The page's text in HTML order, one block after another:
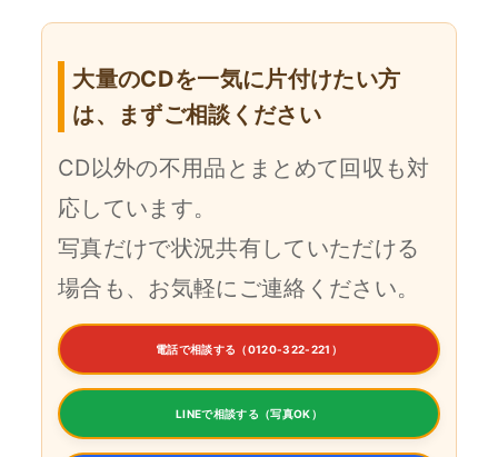
大量のCDを一気に片付けたい方
は、まずご相談ください
CD以外の不用品とまとめて回収も対
応しています。
写真だけで状況共有していただける
場合も、お気軽にご連絡ください。
電話で相談する（0120-322-221）
LINEで相談する（写真OK）